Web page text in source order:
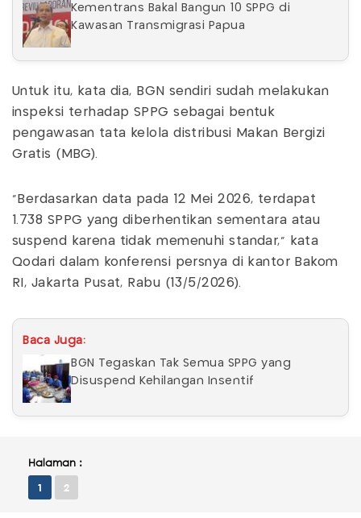
Kementrans Bakal Bangun 10 SPPG di
Kawasan Transmigrasi Papua
Untuk itu, kata dia, BGN sendiri sudah melakukan
inspeksi terhadap SPPG sebagai bentuk
pengawasan tata kelola distribusi Makan Bergizi
Gratis (MBG).
"Berdasarkan data pada 12 Mei 2026, terdapat
1.738 SPPG yang diberhentikan sementara atau
suspend karena tidak memenuhi standar," kata
Qodari dalam konferensi persnya di kantor Bakom
RI, Jakarta Pusat, Rabu (13/5/2026).
Baca Juga:
BGN Tegaskan Tak Semua SPPG yang
Disuspend Kehilangan Insentif
Halaman :
1 2